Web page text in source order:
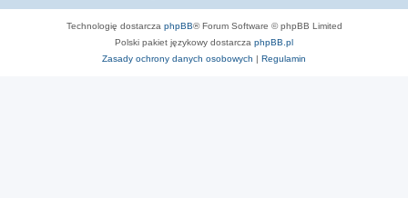
Technologię dostarcza phpBB® Forum Software © phpBB Limited
Polski pakiet językowy dostarcza phpBB.pl
Zasady ochrony danych osobowych | Regulamin